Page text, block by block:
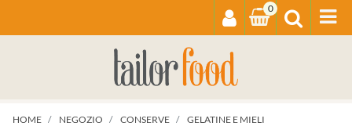
0
HOME NEGOZIO CONSERVE
GELATINE E MIELI